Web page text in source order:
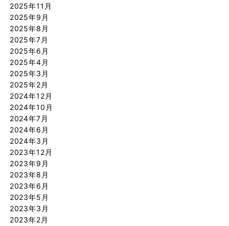
2025年11月
2025年9月
2025年8月
2025年7月
2025年6月
2025年4月
2025年3月
2025年2月
2024年12月
2024年10月
2024年7月
2024年6月
2024年3月
2023年12月
2023年9月
2023年8月
2023年6月
2023年5月
2023年3月
2023年2月